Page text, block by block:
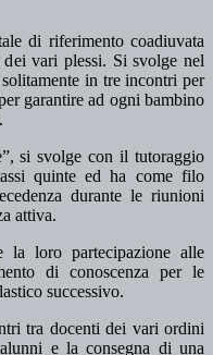
di riferimento coadiuvata
vari plessi. Si svolge nel
in tre incontri per
garantire ad ogni bambino
si svolge con il tutoraggio
quinte ed ha come filo
durante le riunioni
attiva.
la loro partecipazione alle
di conoscenza per le
successivo.
tra docenti dei vari ordini
e la consegna di una